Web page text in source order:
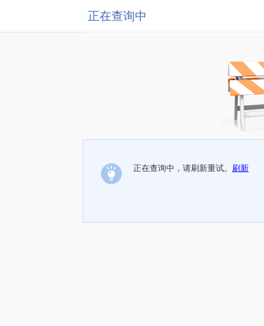
正在查询中
正在查询中，请刷新重试。 刷新